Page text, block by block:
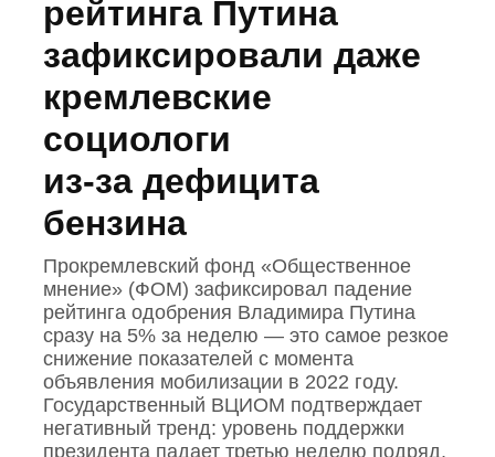
рейтинга Путина
зафиксировали даже
кремлевские
социологи
из‑за дефицита
бензина
Прокремлевский фонд «Общественное
мнение» (ФОМ) зафиксировал падение
рейтинга одобрения Владимира Путина
сразу на 5% за неделю — это самое резкое
снижение показателей с момента
объявления мобилизации в 2022 году.
Государственный ВЦИОМ подтверждает
негативный тренд: уровень поддержки
президента падает третью неделю подряд,